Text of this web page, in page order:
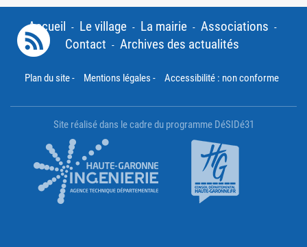
Accueil - Le village - La mairie - Associations -
Contact - Archives des actualités
Plan du site- Mentions légales - Accessibilité : non conforme
Site réalisé dans le cadre du programme DéSIDé31